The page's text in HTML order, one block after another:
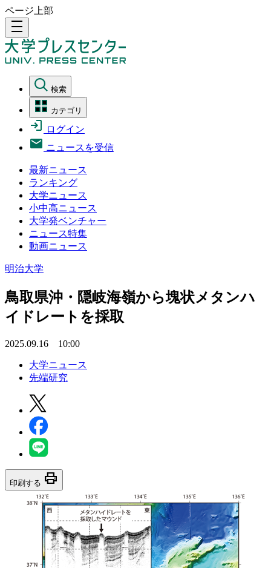
ページ上部
density_medium
検索
カテゴリ
ログイン
ニュースを受信
最新ニュース
ランキング
大学ニュース
小中高ニュース
大学発ベンチャー
ニュース特集
動画ニュース
明治大学
鳥取県沖・隠岐海嶺から塊状メタンハ
イドレートを採取
2025.09.16 10:00
大学ニュース
先端研究
印刷する print